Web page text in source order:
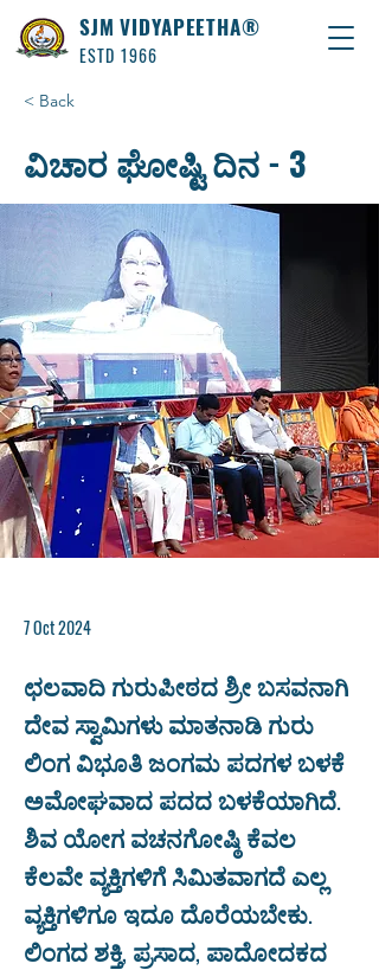
SJM VIDYAPEETHA®
ESTD 1966
< Back
ವಿಚಾರ ಘೋಷ್ಟಿ ದಿನ - 3
7 Oct 2024
ಛಲವಾದಿ ಗುರುಪೀಠದ ಶ್ರೀ ಬಸವನಾಗಿ
ದೇವ ಸ್ವಾಮಿಗಳು ಮಾತನಾಡಿ ಗುರು
ಲಿಂಗ ವಿಭೂತಿ ಜಂಗಮ ಪದಗಳ ಬಳಕೆ
ಅಮೋಘವಾದ ಪದದ ಬಳಕೆಯಾಗಿದೆ.
ಶಿವ ಯೋಗ ವಚನಗೋಷ್ಠಿ ಕೆವಲ
ಕೆಲವೇ ವ್ಯಕ್ತಿಗಳಿಗೆ ಸಿಮಿತವಾಗದೆ ಎಲ್ಲ
ವ್ಯಕ್ತಿಗಳಿಗೂ ಇದೂ ದೊರೆಯಬೇಕು.
ಲಿಂಗದ ಶಕ್ತಿ, ಪ್ರಸಾದ, ಪಾದೋದಕದ